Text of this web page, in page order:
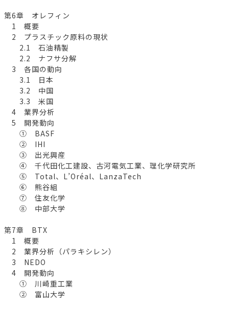
第6章 オレフィン
1 概要
2 プラスチック原料の現状
2.1 石油精製
2.2 ナフサ分解
3 各国の動向
3.1 日本
3.2 中国
3.3 米国
4 業界分析
5 開発動向
① BASF
② IHI
③ 出光興産
④ 千代田化工建設、古河電気工業、理化学研究所
⑤ Total、L’Oréal、LanzaTech
⑥ 熊谷組
⑦ 住友化学
⑧ 中部大学
第7章 BTX
1 概要
2 業界分析（パラキシレン）
3 NEDO
4 開発動向
① 川崎重工業
② 富山大学